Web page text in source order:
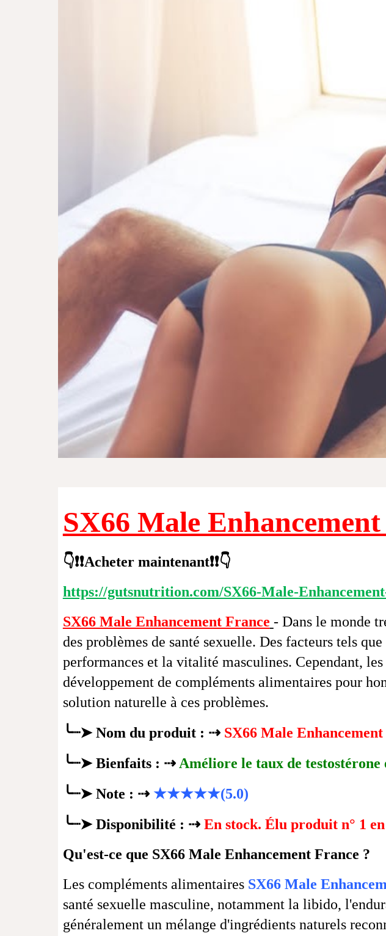
SX66 Male
👇❗❗Acheter maintenant❗❗👇
https://gutsnutrition.com/SX66-Male-
SX66 Male Enhancement France - Dans le monde
des problèmes de santé sexuelle. Des facteurs tels
performances et la vitalité masculines. Cependant,
développement de compléments alimentaires pour
solution naturelle à ces problèmes.
╰┈➤Nom du produit : ⇢ SX66 Male Enhancement
╰┈➤Bienfaits : ⇢ Améliore le taux de
╰┈➤Note : ⇢ ★★★★★(5.0)
╰┈➤Disponibilité : ⇢ En stock. Élu produit n° 1
Qu'est-ce que SX66 Male Enhancement France ?
Les compléments alimentaires SX66 Male
santé sexuelle masculine, notamment la libido,
généralement un mélange d'ingrédients naturels